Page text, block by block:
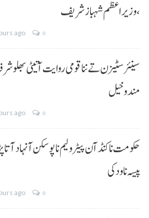
،وزیراعظم شہباز شریف
ago 0
سینئر سٹیزن تے ننا قومی روایت آتیٹی
مندوخیل
ago 0
پیسہ نا ودکی
ago 0